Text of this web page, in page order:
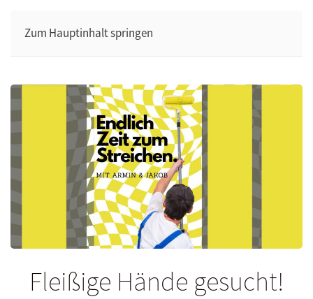
Zum Hauptinhalt springen
Fleißige Hände gesucht!